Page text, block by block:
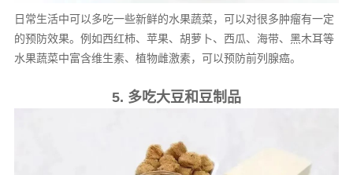
日常生活中可以多吃一些新鲜的水果蔬菜，可以对很多肿瘤有一定
的预防效果。例如西红柿、苹果、胡萝卜、西瓜、海带、黑木耳等
水果蔬菜中富含维生素、植物雌激素，可以预防前列腺癌。
5. 多吃大豆和豆制品